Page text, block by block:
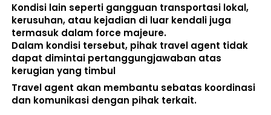
Kondisi lain seperti gangguan transportasi lokal,
kerusuhan, atau kejadian di luar kendali juga
termasuk dalam force majeure.
Dalam kondisi tersebut, pihak travel agent tidak
dapat dimintai pertanggungjawaban atas
kerugian yang timbul
Travel agent akan membantu sebatas koordinasi
dan komunikasi dengan pihak terkait.